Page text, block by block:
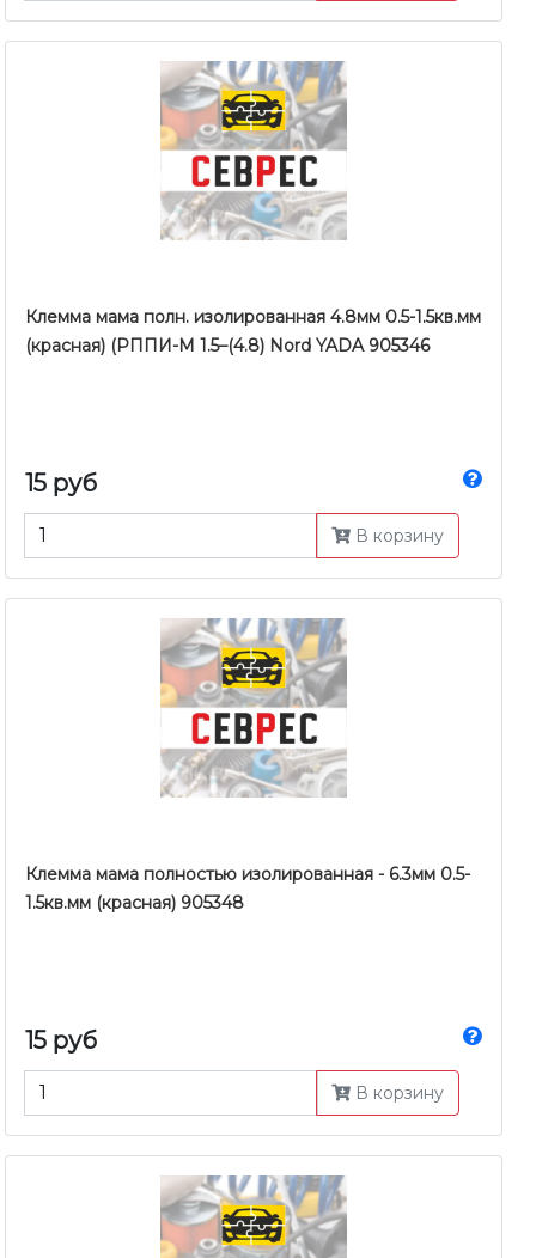
Клемма мама полн. изолированная 4.8мм 0.5-1.5кв.мм
(красная) (РППИ-М 1.5–(4.8) Nord YADA 905346
15 руб
В корзину
Клемма мама полностью изолированная - 6.3мм 0.5-
1.5кв.мм (красная) 905348
15 руб
В корзину